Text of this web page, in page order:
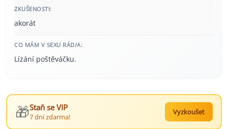
ZKUŠENOSTI:
akorát
CO MÁM V SEXU RÁD/A:
Lízání poštěváčku.
🎁Staň se VIP
7 dní zdarma!
Vyzkoušet